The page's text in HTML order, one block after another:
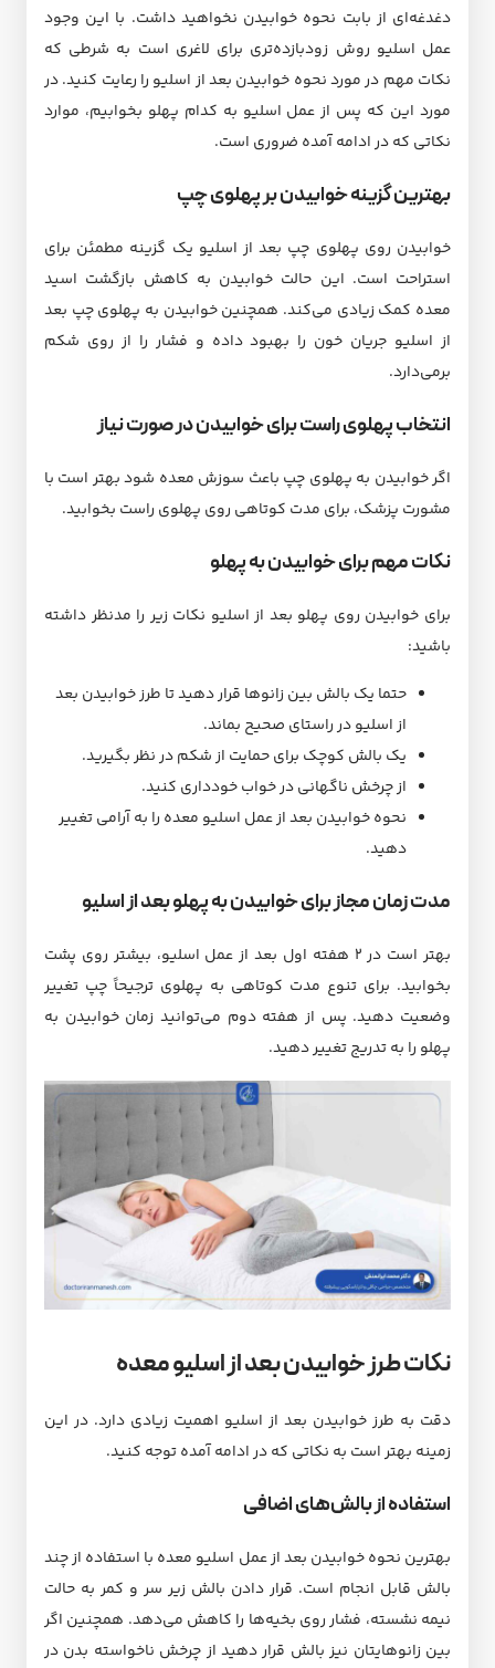
دغدغه‌ای از بابت نحوه خوابیدن نخواهید داشت. با این وجود
عمل اسلیو روش زودبازده‌تری برای لاغری است به شرطی که
نکات مهم در مورد نحوه خوابیدن بعد از اسلیو را رعایت کنید. در
مورد این که پس از عمل اسلیو به کدام پهلو بخوابیم، موارد
نکاتی که در ادامه آمده ضروری است.
بهترین گزینه خوابیدن بر پهلوی چپ
خوابیدن روی پهلوی چپ بعد از اسلیو یک گزینه مطمئن برای
استراحت است. این حالت خوابیدن به کاهش بازگشت اسید
معده کمک زیادی می‌کند. همچنین خوابیدن به پهلوی چپ بعد
از اسلیو جریان خون را بهبود داده و فشار را از روی شکم
برمی‌دارد.
انتخاب پهلوی راست برای خوابیدن در صورت نیاز
اگر خوابیدن به پهلوی چپ باعث سوزش معده شود بهتر است با
مشورت پزشک، برای مدت کوتاهی روی پهلوی راست بخوابید.
نکات مهم برای خوابیدن به پهلو
برای خوابیدن روی پهلو بعد از اسلیو نکات زیر را مدنظر داشته
باشید:
حتما یک بالش بین زانوها قرار دهید تا طرز خوابیدن بعد
از اسلیو در راستای صحیح بماند.
یک بالش کوچک برای حمایت از شکم در نظر بگیرید.
از چرخش ناگهانی در خواب خودداری کنید.
نحوه خوابیدن بعد از عمل اسلیو معده را به آرامی تغییر
دهید.
مدت زمان مجاز برای خوابیدن به پهلو بعد از اسلیو
بهتر است در ۲ هفته اول بعد از عمل اسلیو، بیشتر روی پشت
بخوابید. برای تنوع مدت‌ کوتاهی به پهلوی ترجیحاً چپ تغییر
وضعیت دهید. پس از هفته دوم می‌توانید زمان خوابیدن به
پهلو را به تدریج تغییر دهید.
نکات طرز خوابیدن بعد از اسلیو معده
دقت به طرز خوابیدن بعد از اسلیو اهمیت زیادی دارد. در این
زمینه بهتر است به نکاتی که در ادامه آمده توجه کنید.
استفاده از بالش‌های اضافی
بهترین نحوه خوابیدن بعد از عمل اسلیو معده با استفاده از چند
بالش قابل انجام است. قرار دادن بالش زیر سر و کمر به حالت
نیمه نشسته، فشار روی بخیه‌ها را کاهش می‌دهد. همچنین اگر
بین زانوهایتان نیز بالش قرار دهید از چرخش ناخواسته بدن در